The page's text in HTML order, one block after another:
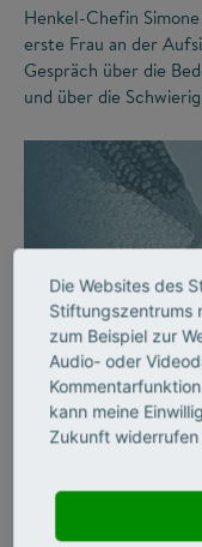
Henkel-Chefin
erste Frau an der
Gespräch über die
und über die
Vielfalt
Die Websites des
Stiftungszentrums
zum Beispiel zur
Audio- oder
kann meine
Zukunft